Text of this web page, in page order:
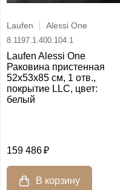
Laufen Alessi One
8.1197.1.400.104.1
Laufen Alessi One
Раковина пристенная
52х53х85 см, 1 отв.,
покрытие LLC, цвет:
белый
159 486